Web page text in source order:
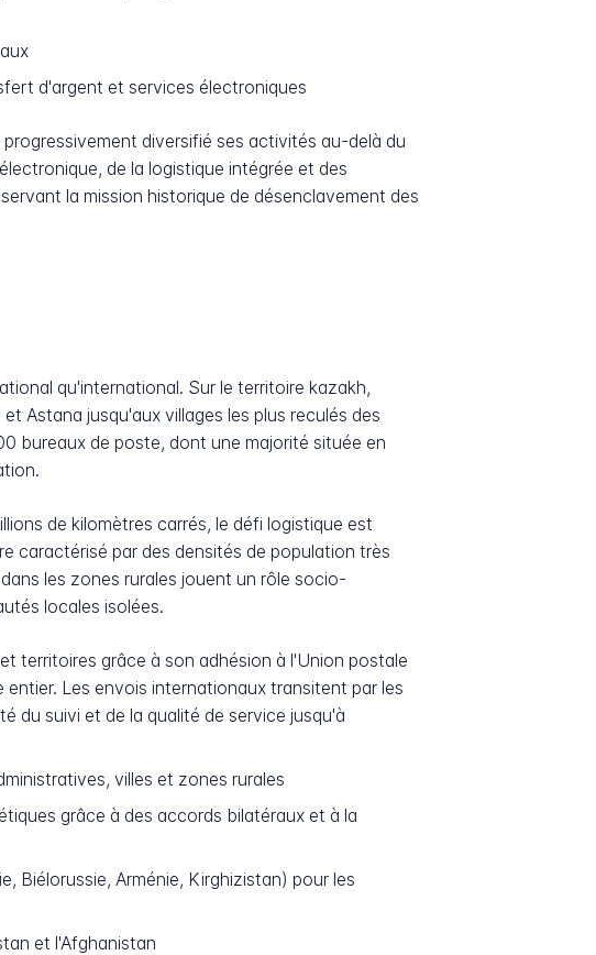
d'argent et services électroniques
diversifié ses activités au-delà du
de la logistique intégrée et des
la mission historique de désenclavement des
qu'international. Sur le territoire kazakh,
Astana jusqu'aux villages les plus reculés des
bureaux de poste, dont une majorité située en
de kilomètres carrés, le défi logistique est
caractérisé par des densités de population très
les zones rurales jouent un rôle socio-
locales isolées.
territoires grâce à son adhésion à l'Union postale
Les envois internationaux transitent par les
du suivi et de la qualité de service jusqu'à
villes et zones rurales
grâce à des accords bilatéraux et à la
Biélorussie, Arménie, Kirghizistan) pour les
et l'Afghanistan